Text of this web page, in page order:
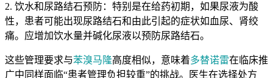
2. 饮水和尿路结石预防：特别是在给药初期，如果尿液为酸
性，患者可能出现尿路结石和由此引起的症状如血尿、肾绞
痛。应增加饮水量并碱化尿液以预防尿路结石。
这些管理要求与苯溴马隆高度相似，意味着多替诺雷在临床推
广中同样面临“患者管理负担较重”的挑战。医生在选择处方